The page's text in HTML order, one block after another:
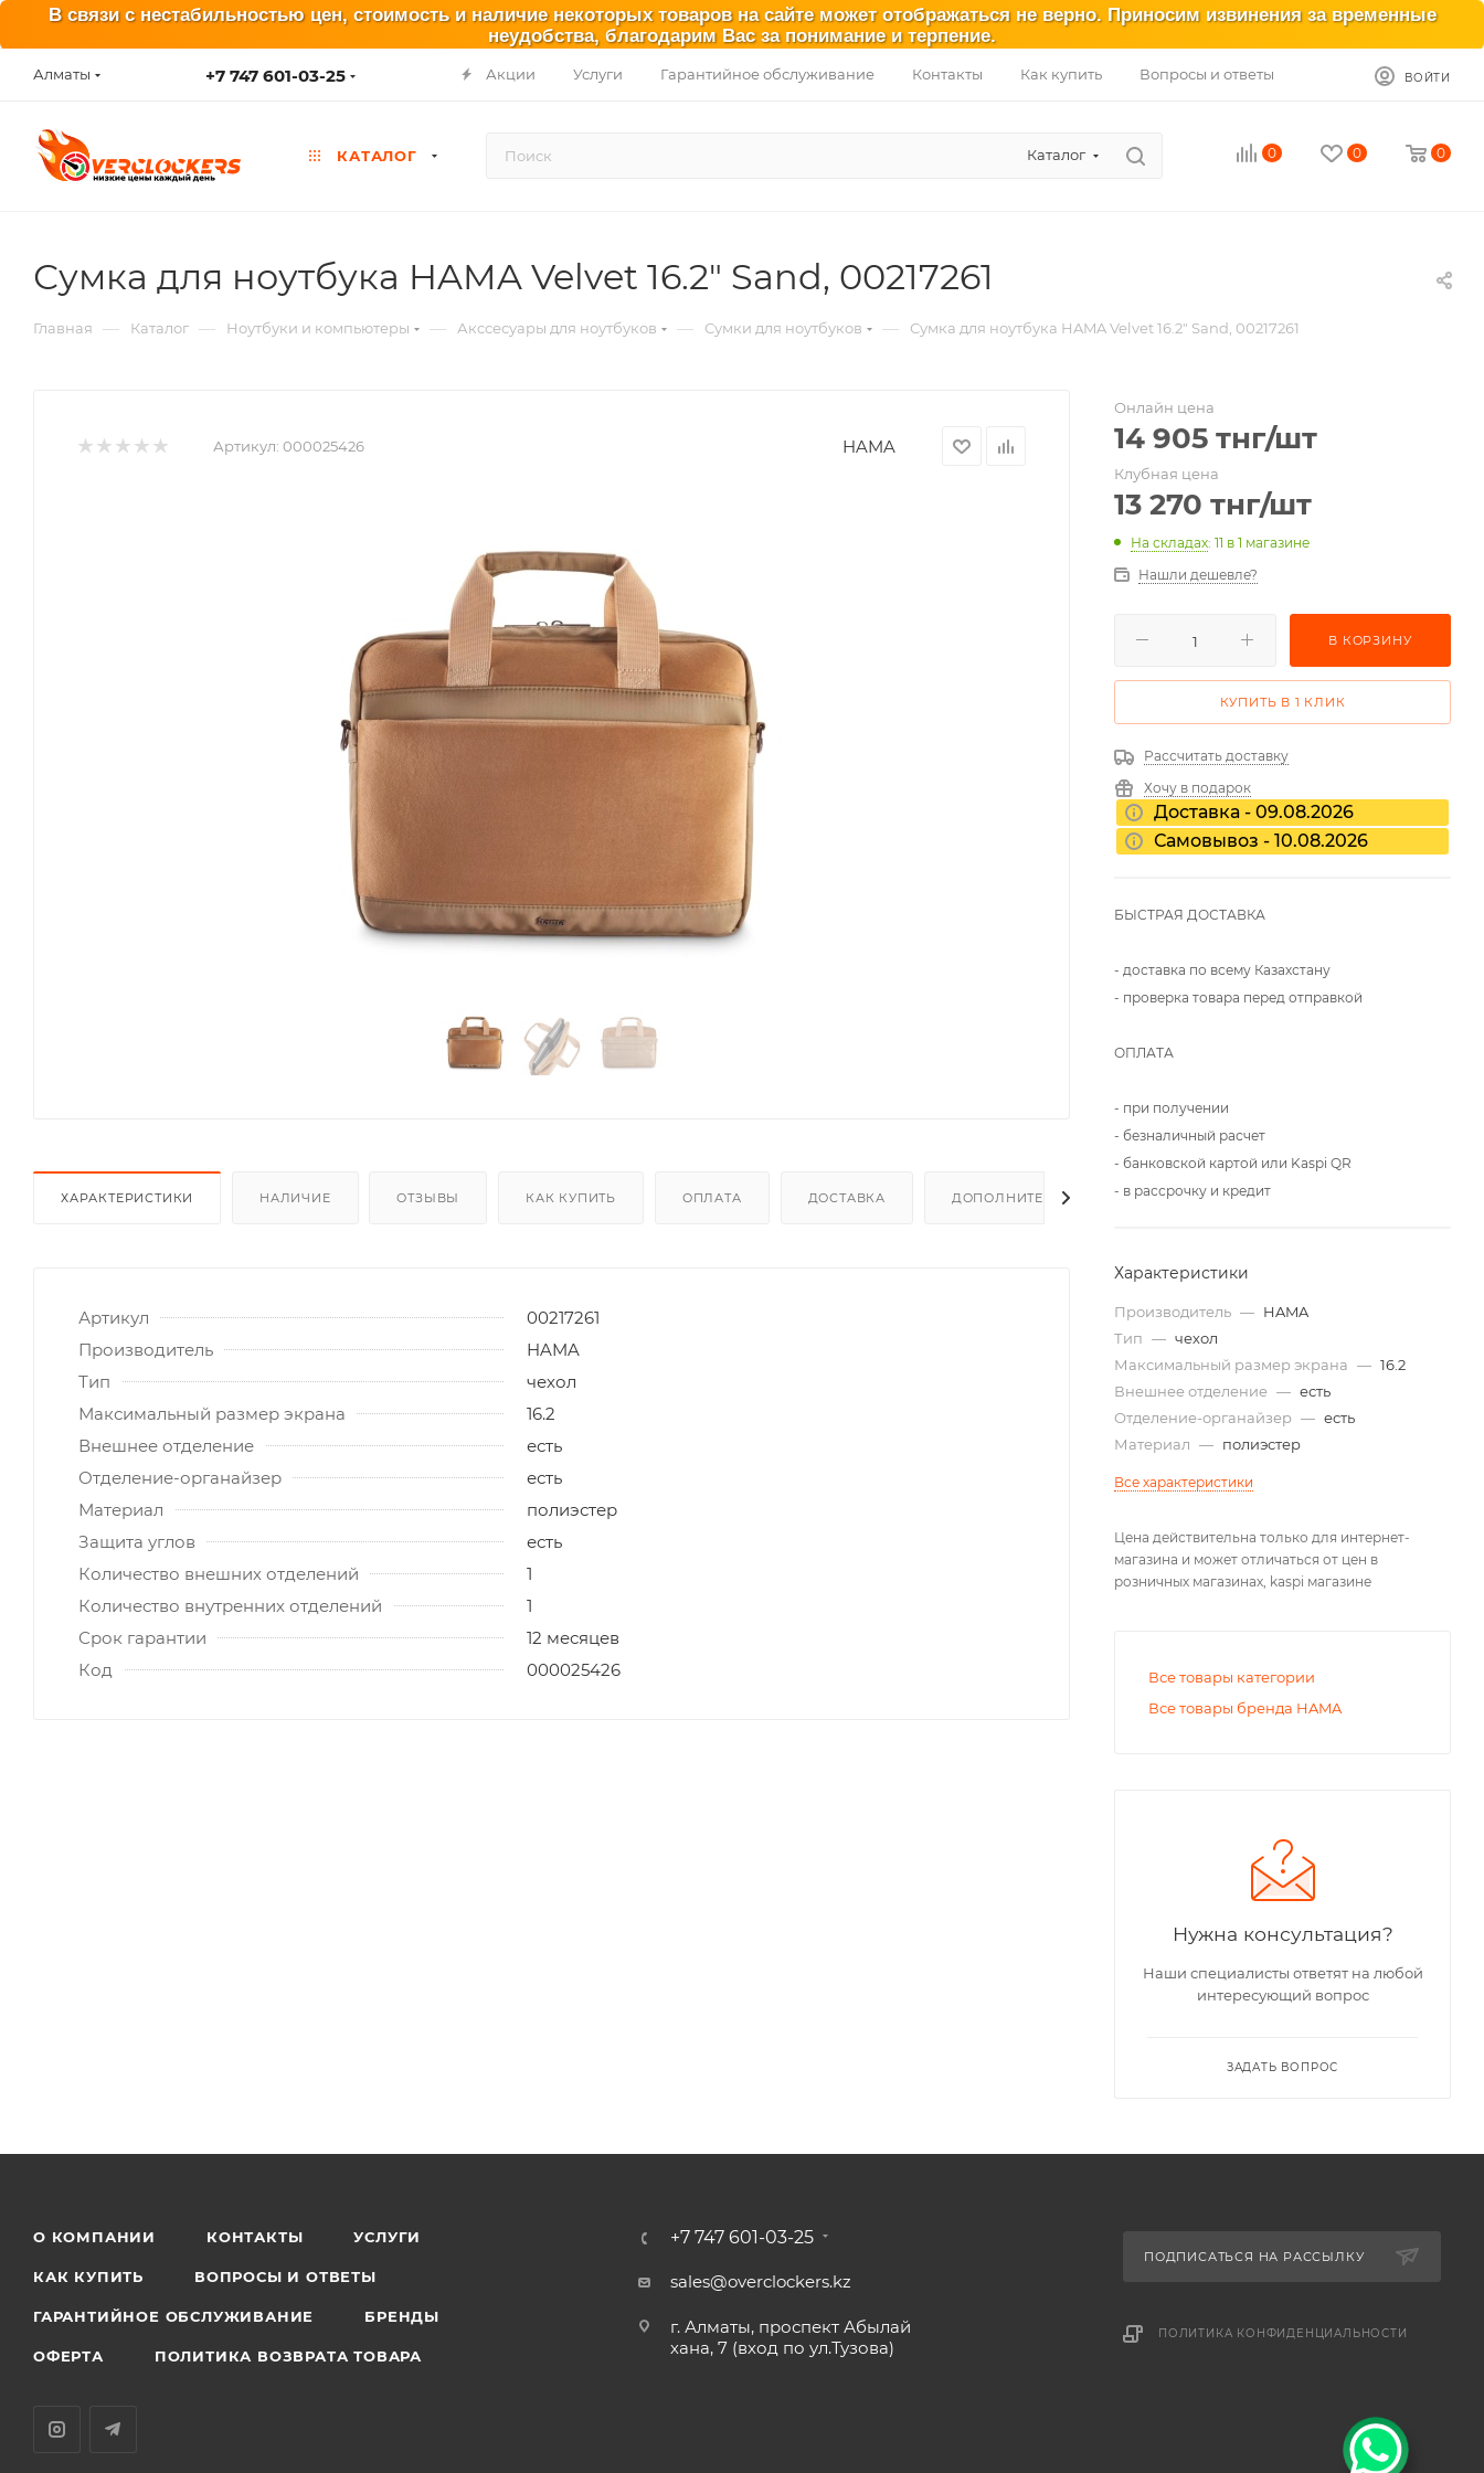
В связи с нестабильностью цен, стоимость и наличие некоторых товаров на сайте может отображаться не верно. Приносим извинения за временные
неудобства, благодарим Вас за понимание и терпение.
Алматы +7 747 601-03-25 Акции Услуги Гарантийное обслуживание Контакты Как купить Вопросы и ответы ВОЙТИ
КАТАЛОГ Каталог 0 0 0
Сумка для ноутбука HAMA Velvet 16.2" Sand, 00217261
Главная — Каталог — Ноутбуки и компьютеры — Акссесуары для ноутбуков — Сумки для ноутбуков — Сумка для ноутбука HAMA Velvet 16.2" Sand, 00217261
Артикул: 000025426 HAMA
ХАРАКТЕРИСТИКИ НАЛИЧИЕ ОТЗЫВЫ КАК КУПИТЬ ОПЛАТА ДОСТАВКА ДОПОЛНИТЕЛЬНО
Артикул
00217261
Производитель
HAMA
Тип
чехол
Максимальный размер экрана
16.2
Внешнее отделение
есть
Отделение-органайзер
есть
Материал
полиэстер
Защита углов
есть
Количество внешних отделений
1
Количество внутренних отделений
1
Срок гарантии
12 месяцев
Код
000025426
Онлайн цена
14 905 тнг/шт
Клубная цена
13 270 тнг/шт
На складах: 11 в 1 магазине
Нашли дешевле?
В КОРЗИНУ
КУПИТЬ В 1 КЛИК
Рассчитать доставку
Хочу в подарок
Доставка - 09.08.2026
Самовывоз - 10.08.2026
БЫСТРАЯ ДОСТАВКА
- доставка по всему Казахстану
- проверка товара перед отправкой
ОПЛАТА
- при получении
- безналичный расчет
- банковской картой или Kaspi QR
- в рассрочку и кредит
Характеристики
Производитель — HAMA
Тип — чехол
Максимальный размер экрана — 16.2
Внешнее отделение — есть
Отделение-органайзер — есть
Материал — полиэстер
Все характеристики
Цена действительна только для интернет-
магазина и может отличаться от цен в
розничных магазинах, kaspi магазине
Все товары категории
Все товары бренда HAMA
Нужна консультация?
Наши специалисты ответят на любой
интересующий вопрос
ЗАДАТЬ ВОПРОС
О КОМПАНИИ КОНТАКТЫ УСЛУГИ
КАК КУПИТЬ ВОПРОСЫ И ОТВЕТЫ
ГАРАНТИЙНОЕ ОБСЛУЖИВАНИЕ БРЕНДЫ
ОФЕРТА ПОЛИТИКА ВОЗВРАТА ТОВАРА
+7 747 601-03-25
sales@overclockers.kz
г. Алматы, проспект Абылай
хана, 7 (вход по ул.Тузова)
ПОДПИСАТЬСЯ НА РАССЫЛКУ
ПОЛИТИКА КОНФИДЕНЦИАЛЬНОСТИ